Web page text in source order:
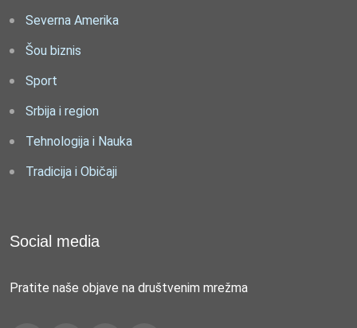
Severna Amerika
Šou biznis
Sport
Srbija i region
Tehnologija i Nauka
Tradicija i Običaji
Social media
Pratite naše objave na društvenim mrežma